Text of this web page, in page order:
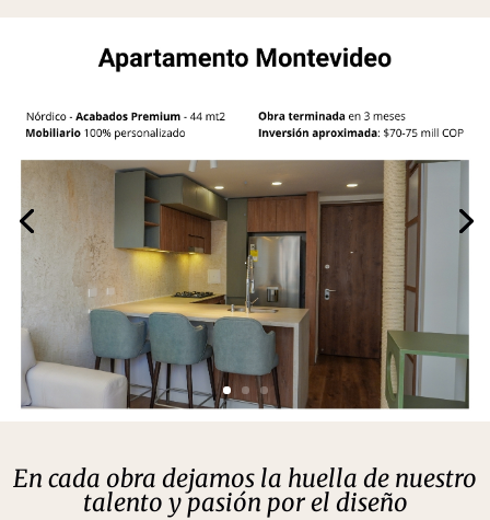
.
.
.
En cada obra dejamos la huella de nuestro
talento y pasión por el diseño